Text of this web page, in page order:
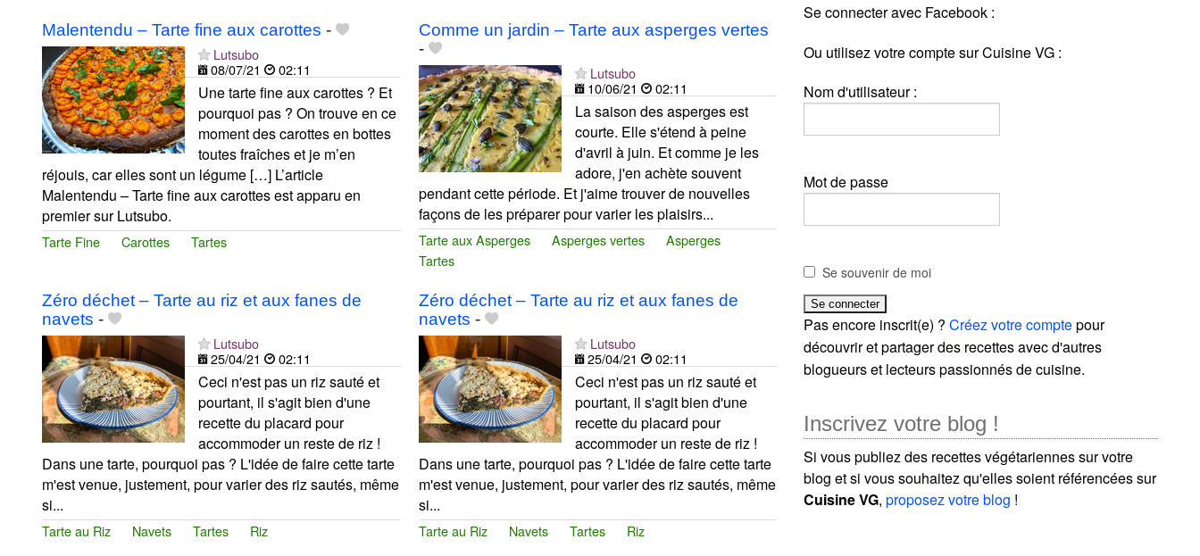
Malentendu – Tarte fine aux carottes -
Lutsubo
08/07/21
02:11
Une tarte fine aux carottes ? Et
pourquoi pas ? On trouve en ce
moment des carottes en bottes
toutes fraîches et je m’en
réjouis, car elles sont un légume […] L’article
Malentendu – Tarte fine aux carottes est apparu en
premier sur Lutsubo.
Tarte Fine Carottes Tartes
Comme un jardin – Tarte aux asperges vertes
-
Lutsubo
10/06/21
02:11
La saison des asperges est
courte. Elle s'étend à peine
d'avril à juin. Et comme je les
adore, j'en achète souvent
pendant cette période. Et j'aime trouver de nouvelles
façons de les préparer pour varier les plaisirs...
Tarte aux Asperges Asperges vertes
Asperges
Tartes
Zéro déchet – Tarte au riz et aux fanes de
navets -
Lutsubo
25/04/21
02:11
Ceci n'est pas un riz sauté et
pourtant, il s'agit bien d'une
recette du placard pour
accommoder un reste de riz !
Dans une tarte, pourquoi pas ? L'idée de faire cette tarte
m'est venue, justement, pour varier des riz sautés, même
si...
Tarte au Riz Navets Tartes Riz
Zéro déchet – Tarte au riz et aux fanes de
navets -
Lutsubo
25/04/21
02:11
Ceci n'est pas un riz sauté et
pourtant, il s'agit bien d'une
recette du placard pour
accommoder un reste de riz !
Dans une tarte, pourquoi pas ? L'idée de faire cette tarte
m'est venue, justement, pour varier des riz sautés, même
si...
Tarte au Riz Navets Tartes Riz
Se connecter avec Facebook :
Ou utilisez votre compte sur Cuisine VG :
Nom d'utilisateur :
Mot de passe
Se souvenir de moi
Pas encore inscrit(e) ?Créez votre comptepour
découvrir et partager des recettes avec d'autres
blogueurs et lecteurs passionnés de cuisine.
Inscrivez votre blog !
Si vous publiez des recettes végétariennes sur votre
blog et si vous souhaitez qu'elles soient référencées sur
Cuisine VG,proposez votre blog !